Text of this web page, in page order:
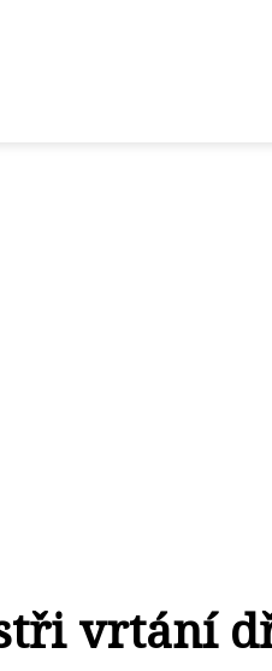
vrtání